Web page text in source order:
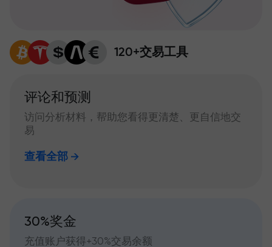
120+交易工具
评论和预测
访问分析材料，帮助您看得更清楚、更自信地交
易
查看全部
30%奖金
充值账户获得+30%交易余额